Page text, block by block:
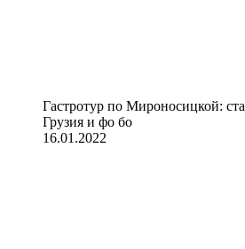
Гастротур по Мироносицкой:
Грузия и фо бо
16.01.2022